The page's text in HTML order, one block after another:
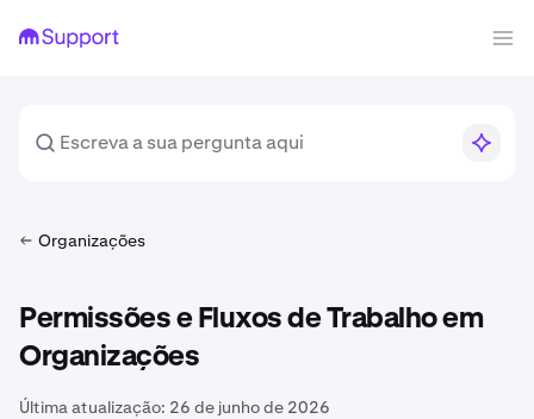
Organizações
Permissões e Fluxos de Trabalho em
Organizações
Última atualização: 26 de junho de 2026